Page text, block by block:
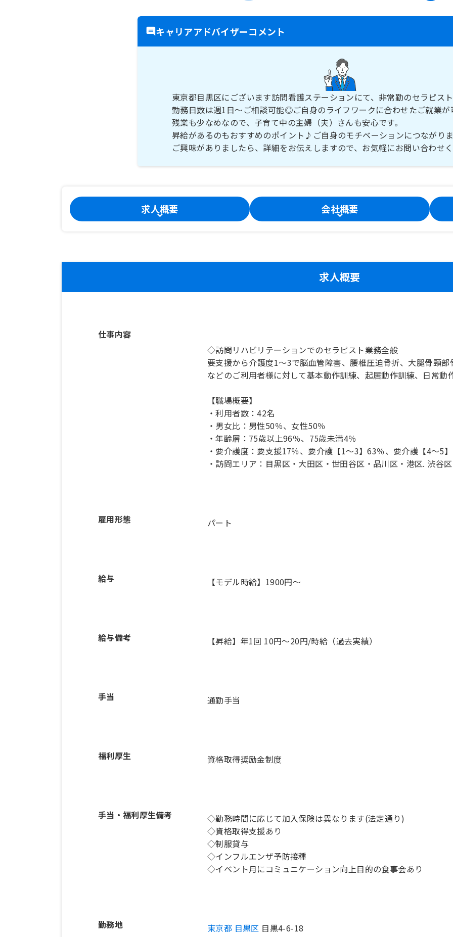
キャリアアドバイザーコメント
東京都目黒区にございます訪問看護ステーションにて、非常勤のセラピス
勤務日数は週1日～ご相談可能◎ご自身のライフワークに合わせたご就業が
残業も少なめなので、子育て中の主婦（夫）さんも安心です。
昇給があるのもおすすめのポイント♪ご自身のモチベーションにつながり
ご興味がありましたら、詳細をお伝えしますので、お気軽にお問い合わせ
求人概要 会社概要
求人概要
仕事内容
◇訪問リハビリテーションでのセラピスト業務全般
要支援から介護度1～3で脳血管障害、腰椎圧迫骨折、大腿骨頸
などのご利用者様に対して基本動作訓練、起居動作訓練、日常動
【職場概要】
・利用者数：42名
・男女比：男性50％、女性50％
・年齢層：75歳以上96％、75歳未満4％
・要介護度：要支援17％、要介護【1～3】63％、要介護【4～5
・訪問エリア：目黒区・大田区・世田谷区・品川区・港区. 渋谷区
雇用形態 パート
給与 【モデル時給】1900円〜
給与備考 【昇給】年1回 10円～20円/時給（過去実績）
手当 通勤手当
福利厚生 資格取得奨励金制度
手当・福利厚生備考
◇勤務時間に応じて加入保険は異なります(法定通り)
◇資格取得支援あり
◇制服貸与
◇インフルエンザ予防接種
◇イベント月にコミュニケーション向上目的の食事会あり
勤務地 東京都 目黒区 目黒4-6-18